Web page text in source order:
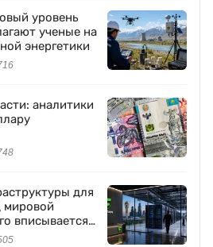
уровень
ученые на
энергетики
аналитики
для
мировой
вписывается